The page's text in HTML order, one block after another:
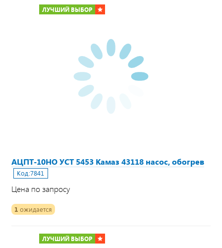
ЛУЧШИЙ ВЫБОР
АЦПТ-10НО УСТ 5453 Камаз 43118 насос, обогрев
Код:7841
Цена по запросу
1 ожидается
ЛУЧШИЙ ВЫБОР